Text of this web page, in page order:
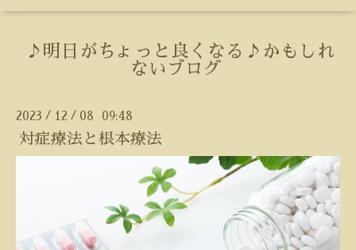
♪明日がちょっと良くなる♪かもしれ
ないブログ
2023 / 12 / 08 09:48
対症療法と根本療法